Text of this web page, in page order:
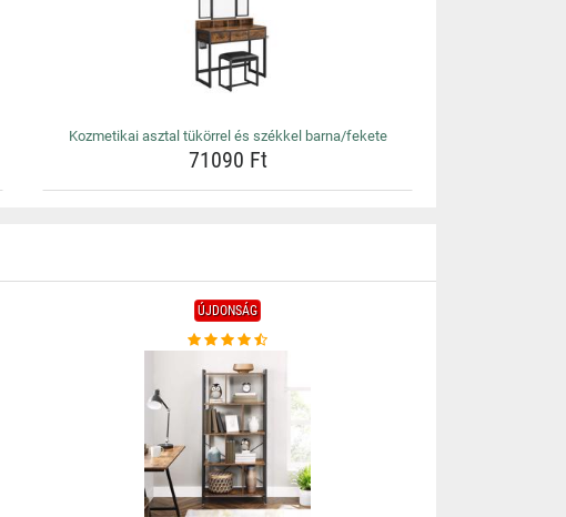
Kozmetikai asztal tükörrel és székkel barna/fekete
71090 Ft
ÚJDONSÁG